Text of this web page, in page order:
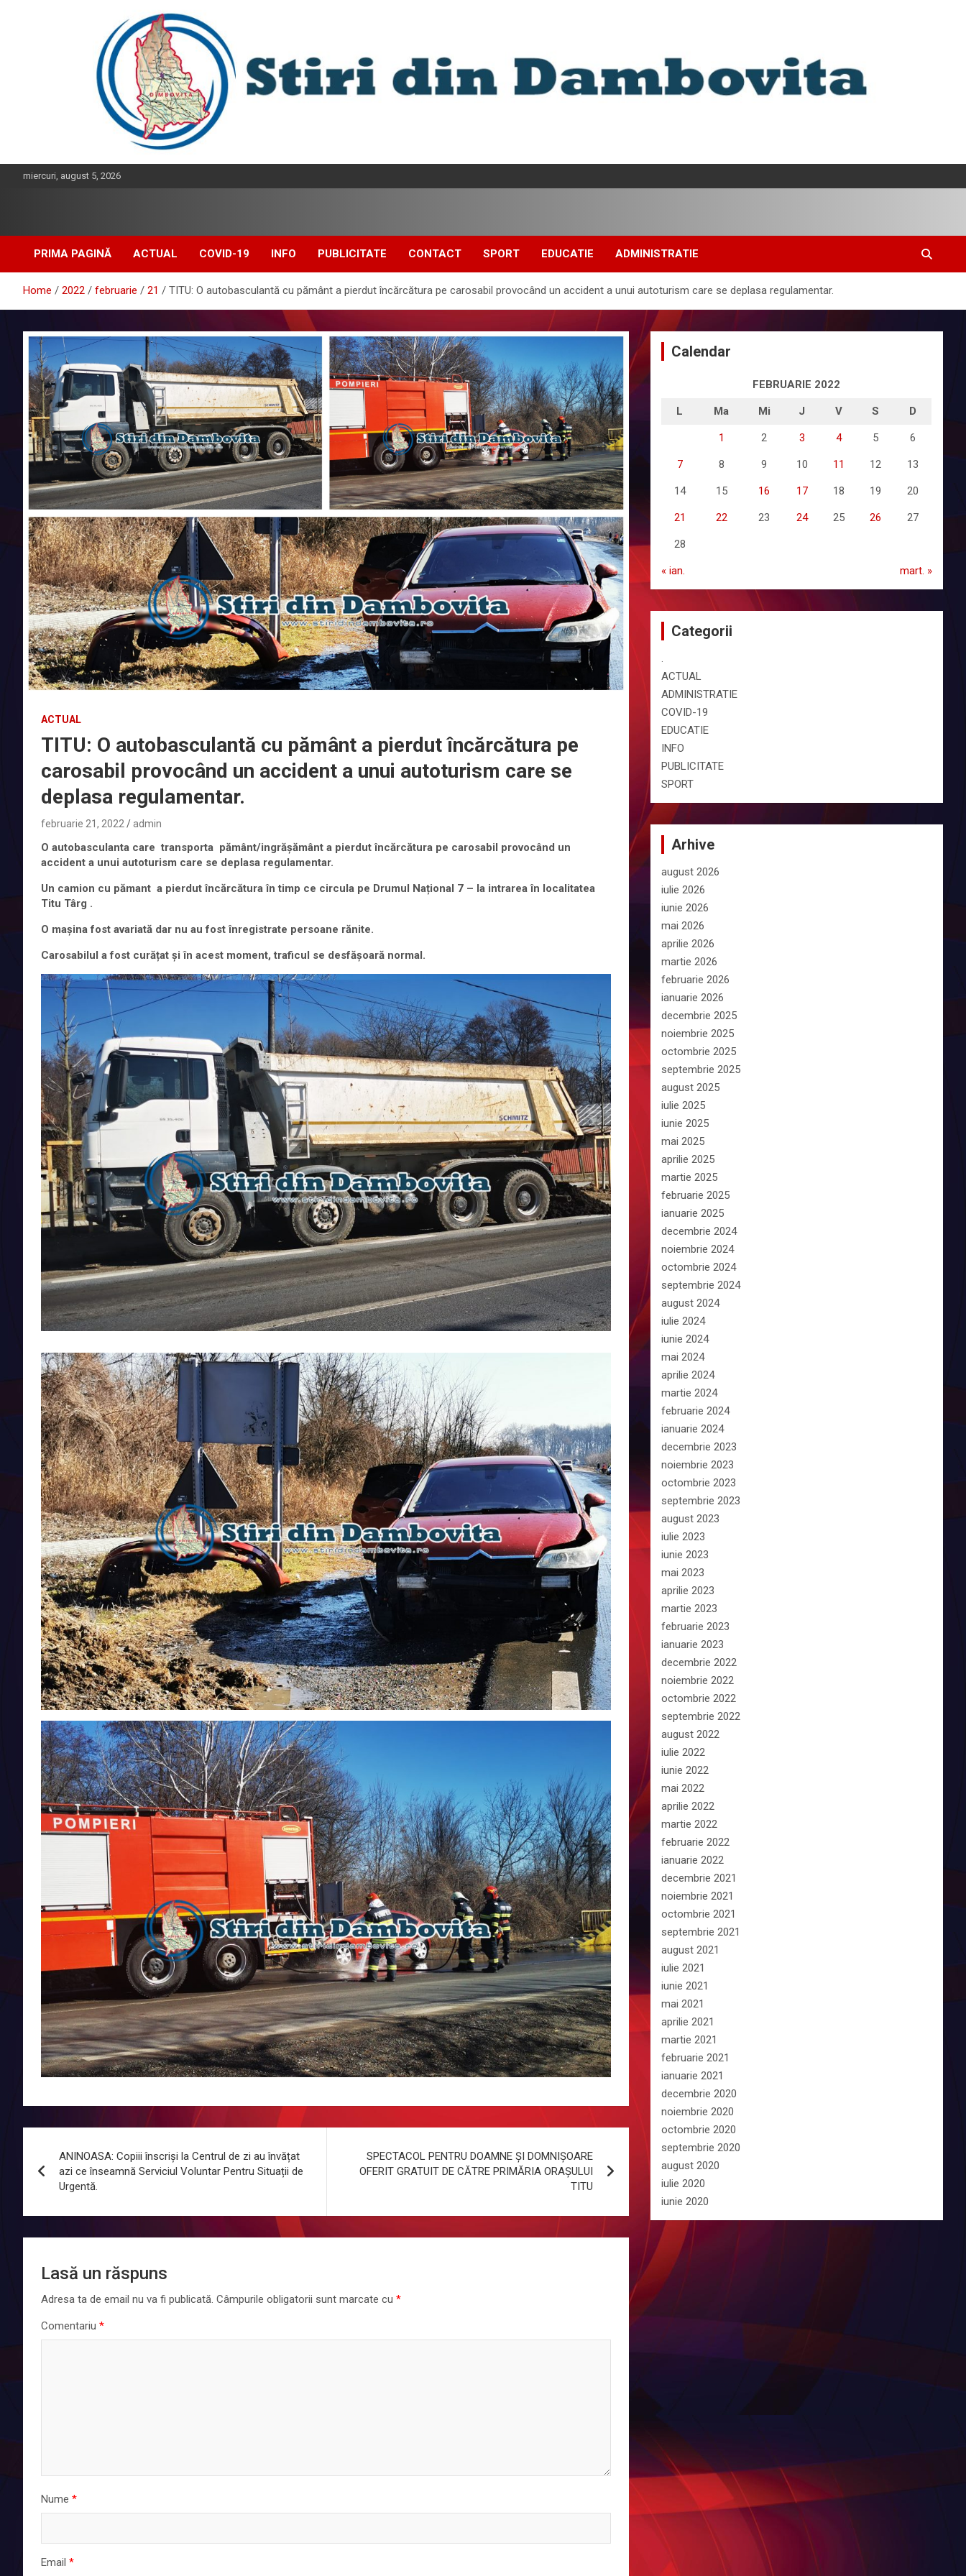
miercuri, august 5, 2026
PRIMA PAGINĂ ACTUAL COVID-19 INFO PUBLICITATE CONTACT SPORT EDUCATIE ADMINISTRATIE
Home 2022 februarie 21 TITU: O autobasculantă cu pământ a pierdut încărcătura pe carosabil provocând un accident a unui autoturism care se deplasa regulamentar.
ACTUAL
TITU: O autobasculantă cu pământ a pierdut încărcătura pe
carosabil provocând un accident a unui autoturism care se
deplasa regulamentar.
februarie 21, 2022 admin
O autobasculanta caretransporta pământ/ingrășământ a pierdut încărcătura pe carosabil provocând un
accident a unui autoturism care se deplasa regulamentar.
Un camion cu pămant a pierdut încărcătura în timp ce circula pe Drumul Național 7 – la intrarea în localitatea
Titu Târg .
O mașina fost avariată dar nu au fost înregistrate persoane rănite.
Carosabilul a fost curățat și în acest moment, traficul se desfășoară normal.
în
articole
ANINOASA: Copiii înscriși la Centrul de zi au învățat
azi ce înseamnă Serviciul Voluntar Pentru Situații de
Urgentă.
SPECTACOL PENTRU DOAMNE ȘI DOMNIȘOARE
OFERIT GRATUIT DE CĂTRE PRIMĂRIA ORAȘULUI
TITU
Lasă un răspuns
Adresa ta de email nu va fi publicată. Câmpurile obligatorii sunt marcate cu *
Comentariu *
Nume *
Email *
Calendar
FEBRUARIE 2022
L Ma Mi J V S D
1 2 3 4 5 6
7 8 9 10 11 12 13
14 15 16 17 18 19 20
21 22 23 24 25 26 27
28
« ian. mart. »
Categorii
.
ACTUAL
ADMINISTRATIE
COVID-19
EDUCATIE
INFO
PUBLICITATE
SPORT
Arhive
august 2026
iulie 2026
iunie 2026
mai 2026
aprilie 2026
martie 2026
februarie 2026
ianuarie 2026
decembrie 2025
noiembrie 2025
octombrie 2025
septembrie 2025
august 2025
iulie 2025
iunie 2025
mai 2025
aprilie 2025
martie 2025
februarie 2025
ianuarie 2025
decembrie 2024
noiembrie 2024
octombrie 2024
septembrie 2024
august 2024
iulie 2024
iunie 2024
mai 2024
aprilie 2024
martie 2024
februarie 2024
ianuarie 2024
decembrie 2023
noiembrie 2023
octombrie 2023
septembrie 2023
august 2023
iulie 2023
iunie 2023
mai 2023
aprilie 2023
martie 2023
februarie 2023
ianuarie 2023
decembrie 2022
noiembrie 2022
octombrie 2022
septembrie 2022
august 2022
iulie 2022
iunie 2022
mai 2022
aprilie 2022
martie 2022
februarie 2022
ianuarie 2022
decembrie 2021
noiembrie 2021
octombrie 2021
septembrie 2021
august 2021
iulie 2021
iunie 2021
mai 2021
aprilie 2021
martie 2021
februarie 2021
ianuarie 2021
decembrie 2020
noiembrie 2020
octombrie 2020
septembrie 2020
august 2020
iulie 2020
iunie 2020